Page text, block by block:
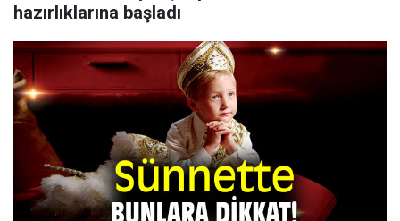
hazırlıklarına başladı